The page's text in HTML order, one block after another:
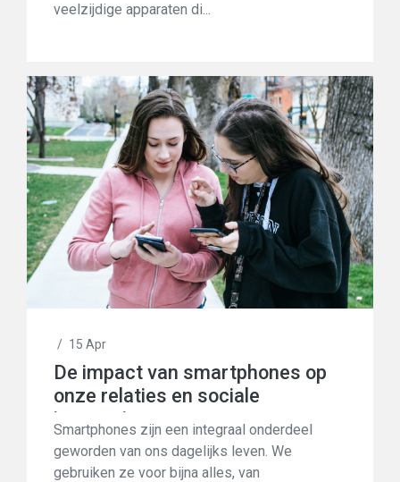
veelzijdige apparaten di...
/ 15 Apr
De impact van smartphones op
onze relaties en sociale
interacties
Smartphones zijn een integraal onderdeel
geworden van ons dagelijks leven. We
gebruiken ze voor bijna alles, van